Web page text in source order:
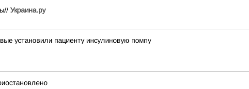
Украина.ру
установили пациенту инсулиновую помпу